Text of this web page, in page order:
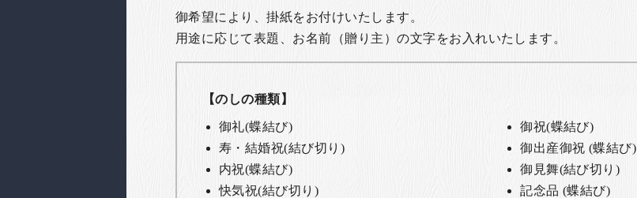
御希望により、掛紙をお付けいたします。
用途に応じて表題、お名前（贈り主）の文字をお入れいたします。
【のしの種類】
御礼(蝶結び)
御祝(蝶結び)
寿・結婚祝(結び切り)
御出産御祝 (蝶結び)
内祝(蝶結び)
御見舞(結び切り)
快気祝(結び切り)
記念品 (蝶結び)